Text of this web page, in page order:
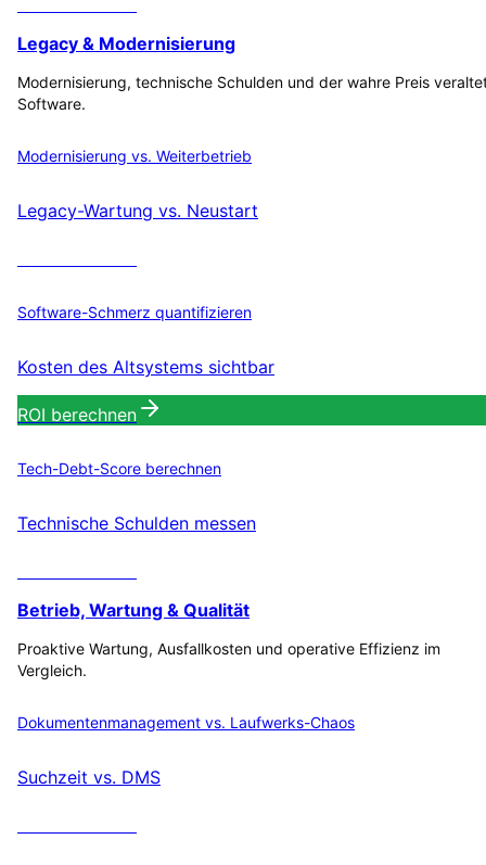
Legacy & Modernisierung
Modernisierung, technische Schulden und der wahre Preis
Software.
Modernisierung vs. Weiterbetrieb
Legacy-Wartung vs. Neustart
Software-Schmerz quantifizieren
Kosten des Altsystems sichtbar
ROI berechnen
Tech-Debt-Score berechnen
Technische Schulden messen
Betrieb, Wartung & Qualität
Proaktive Wartung, Ausfallkosten und operative Effizienz im
Vergleich.
Dokumentenmanagement vs. Laufwerks-Chaos
Suchzeit vs. DMS